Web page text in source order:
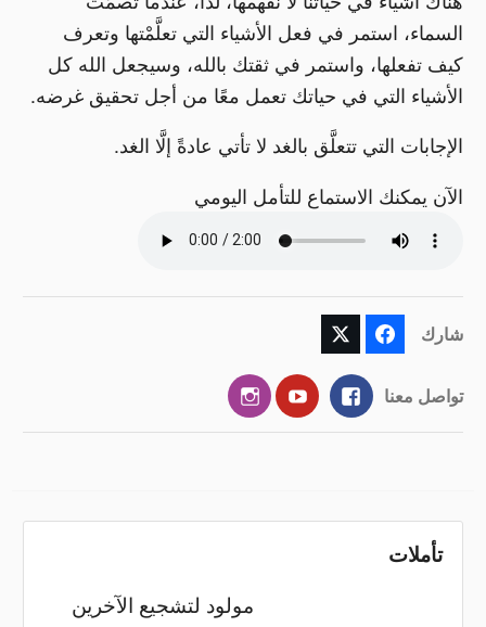
السماء، استمر في فعل الأشياء التي تعلَّمْتها وتعرف
كيف تفعلها، واستمر في ثقتك بالله، وسيجعل الله كل
الأشياء التي في حياتك تعمل معًا من أجل تحقيق غرضه.
الإجابات التي تتعلَّق بالغد لا تأتي عادةً إلَّا الغد.
الآن يمكنك الاستماع للتأمل اليومي
شارك
تواصل معنا Facebook
YouTube
Instagram
تأملات
مولود لتشجيع الآخرين